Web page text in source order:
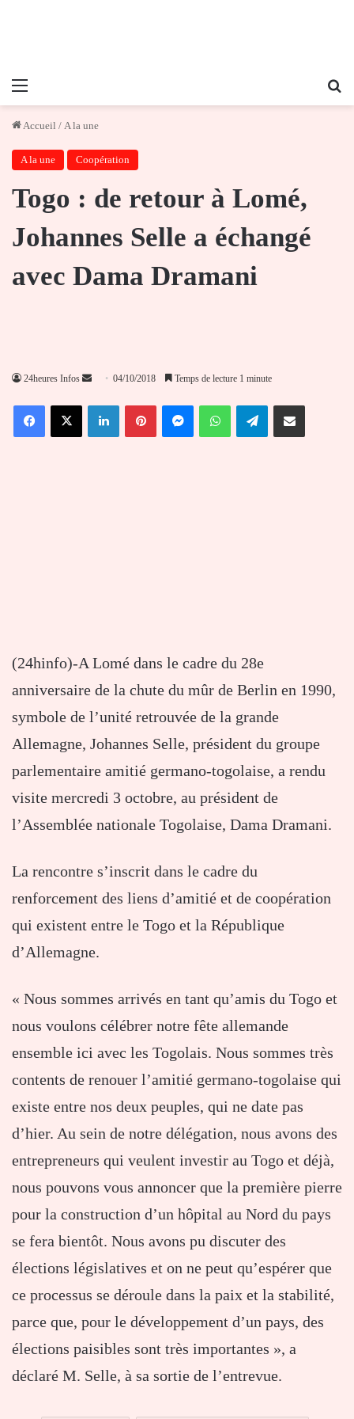
Menu
Accueil / A la une
A la une Coopération
Togo : de retour à Lomé,
Johannes Selle a échangé
avec Dama Dramani
24heures Infos
Envoyer
courriel
04/10/2018 Temps de lecture 1 minute
FacebookX LinkedinPinterestMessengerWhatsAppTelegramPartager par email
(24hinfo)-A Lomé dans le cadre du 28e
anniversaire de la chute du mûr de Berlin en 1990,
symbole de l’unité retrouvée de la grande
Allemagne, Johannes Selle, président du groupe
parlementaire amitié germano-togolaise, a rendu
visite mercredi 3 octobre, au président de
l’Assemblée nationale Togolaise, Dama Dramani.
La rencontre s’inscrit dans le cadre du
renforcement des liens d’amitié et de coopération
qui existent entre le Togo et la République
d’Allemagne.
« Nous sommes arrivés en tant qu’amis du Togo et
nous voulons célébrer notre fête allemande
ensemble ici avec les Togolais. Nous sommes très
contents de renouer l’amitié germano-togolaise qui
existe entre nos deux peuples, qui ne date pas
d’hier. Au sein de notre délégation, nous avons des
entrepreneurs qui veulent investir au Togo et déjà,
nous pouvons vous annoncer que la première pierre
pour la construction d’un hôpital au Nord du pays
se fera bientôt. Nous avons pu discuter des
élections législatives et on ne peut qu’espérer que
ce processus se déroule dans la paix et la stabilité,
parce que, pour le développement d’un pays, des
élections paisibles sont très importantes », a
déclaré M. Selle, à sa sortie de l’entrevue.